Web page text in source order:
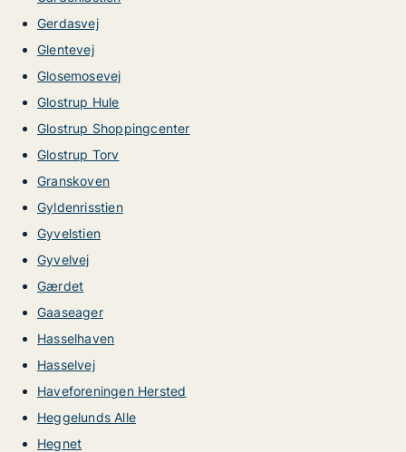
Gerdasvej
Glentevej
Glosemosevej
Glostrup Hule
Glostrup Shoppingcenter
Glostrup Torv
Granskoven
Gyldenrisstien
Gyvelstien
Gyvelvej
Gærdet
Gaaseager
Hasselhaven
Hasselvej
Haveforeningen Hersted
Heggelunds Alle
Hegnet